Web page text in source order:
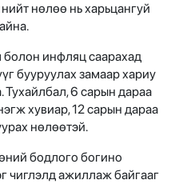
нөлөө нь харьцангуй
инфляц саарахад
бууруулах замаар хариу
Тухайлбал, 6 сарын дараа
хувиар, 12 сарын дараа
нөлөөтэй.
бодлого богино
чиглэлд ажиллаж байгааг